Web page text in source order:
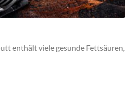
enthält viele gesunde Fettsäuren,